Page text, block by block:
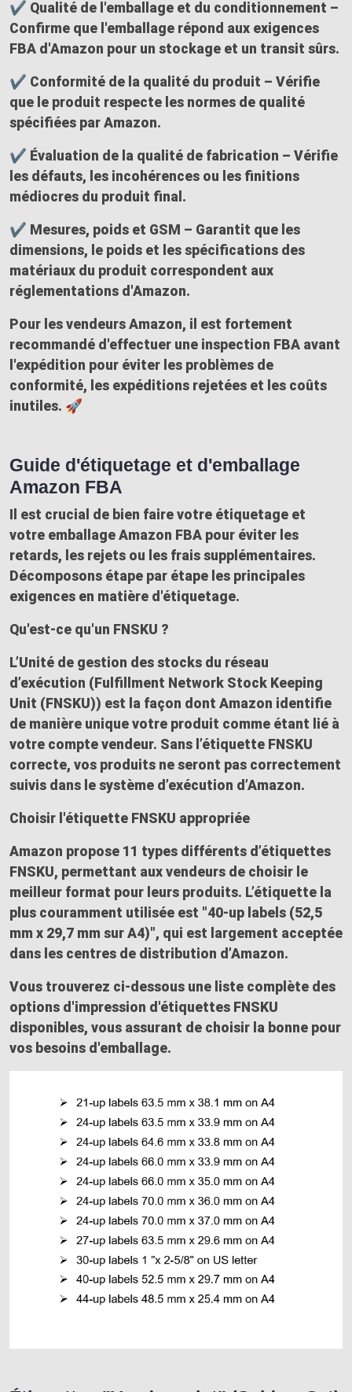
✔ Qualité de l'emballage et du conditionnement –
Confirme que l'emballage répond aux exigences
FBA d'Amazon pour un stockage et un transit sûrs.
✔ Conformité de la qualité du produit – Vérifie
que le produit respecte les normes de qualité
spécifiées par Amazon.
✔ Évaluation de la qualité de fabrication – Vérifie
les défauts, les incohérences ou les finitions
médiocres du produit final.
✔ Mesures, poids et GSM – Garantit que les
dimensions, le poids et les spécifications des
matériaux du produit correspondent aux
réglementations d'Amazon.
Pour les vendeurs Amazon, il est fortement
recommandé d'effectuer une inspection FBA avant
l'expédition pour éviter les problèmes de
conformité, les expéditions rejetées et les coûts
inutiles. 🚀
Guide d'étiquetage et d'emballage
Amazon FBA
Il est crucial de bien faire votre étiquetage et
votre emballage Amazon FBA pour éviter les
retards, les rejets ou les frais supplémentaires.
Décomposons étape par étape les principales
exigences en matière d'étiquetage.
Qu'est-ce qu'un FNSKU ?
L’Unité de gestion des stocks du réseau
d’exécution (Fulfillment Network Stock Keeping
Unit (FNSKU)) est la façon dont Amazon identifie
de manière unique votre produit comme étant lié à
votre compte vendeur. Sans l’étiquette FNSKU
correcte, vos produits ne seront pas correctement
suivis dans le système d’exécution d’Amazon.
Choisir l'étiquette FNSKU appropriée
Amazon propose 11 types différents d’étiquettes
FNSKU, permettant aux vendeurs de choisir le
meilleur format pour leurs produits. L’étiquette la
plus couramment utilisée est "40-up labels (52,5
mm x 29,7 mm sur A4)", qui est largement acceptée
dans les centres de distribution d’Amazon.
Vous trouverez ci-dessous une liste complète des
options d'impression d'étiquettes FNSKU
disponibles, vous assurant de choisir la bonne pour
vos besoins d'emballage.